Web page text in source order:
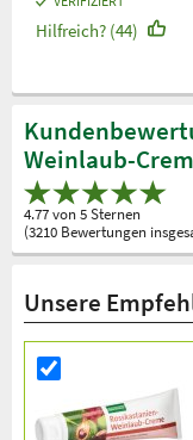
Hilfreich? (44)
Weinlaub-
4.77 von 5 Sternen
(3210 Bewertungen
Unsere